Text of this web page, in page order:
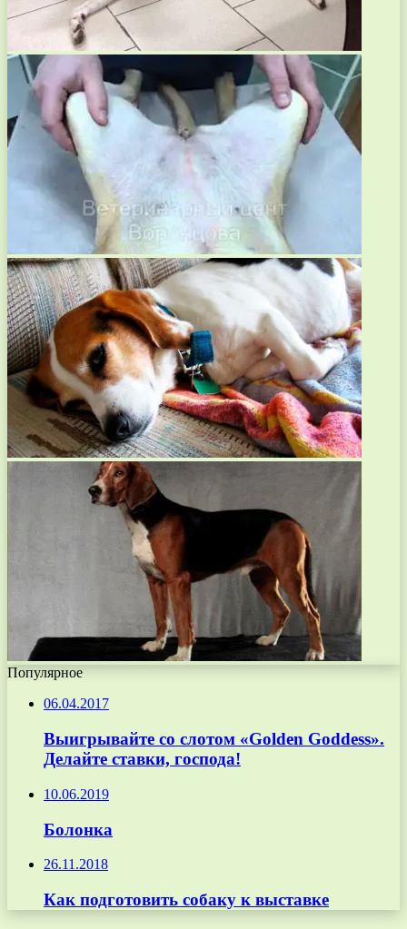
Популярное
06.04.2017
Выигрывайте со слотом «Golden Goddess».
Делайте ставки, господа!
10.06.2019
Болонка
26.11.2018
Как подготовить собаку к выставке